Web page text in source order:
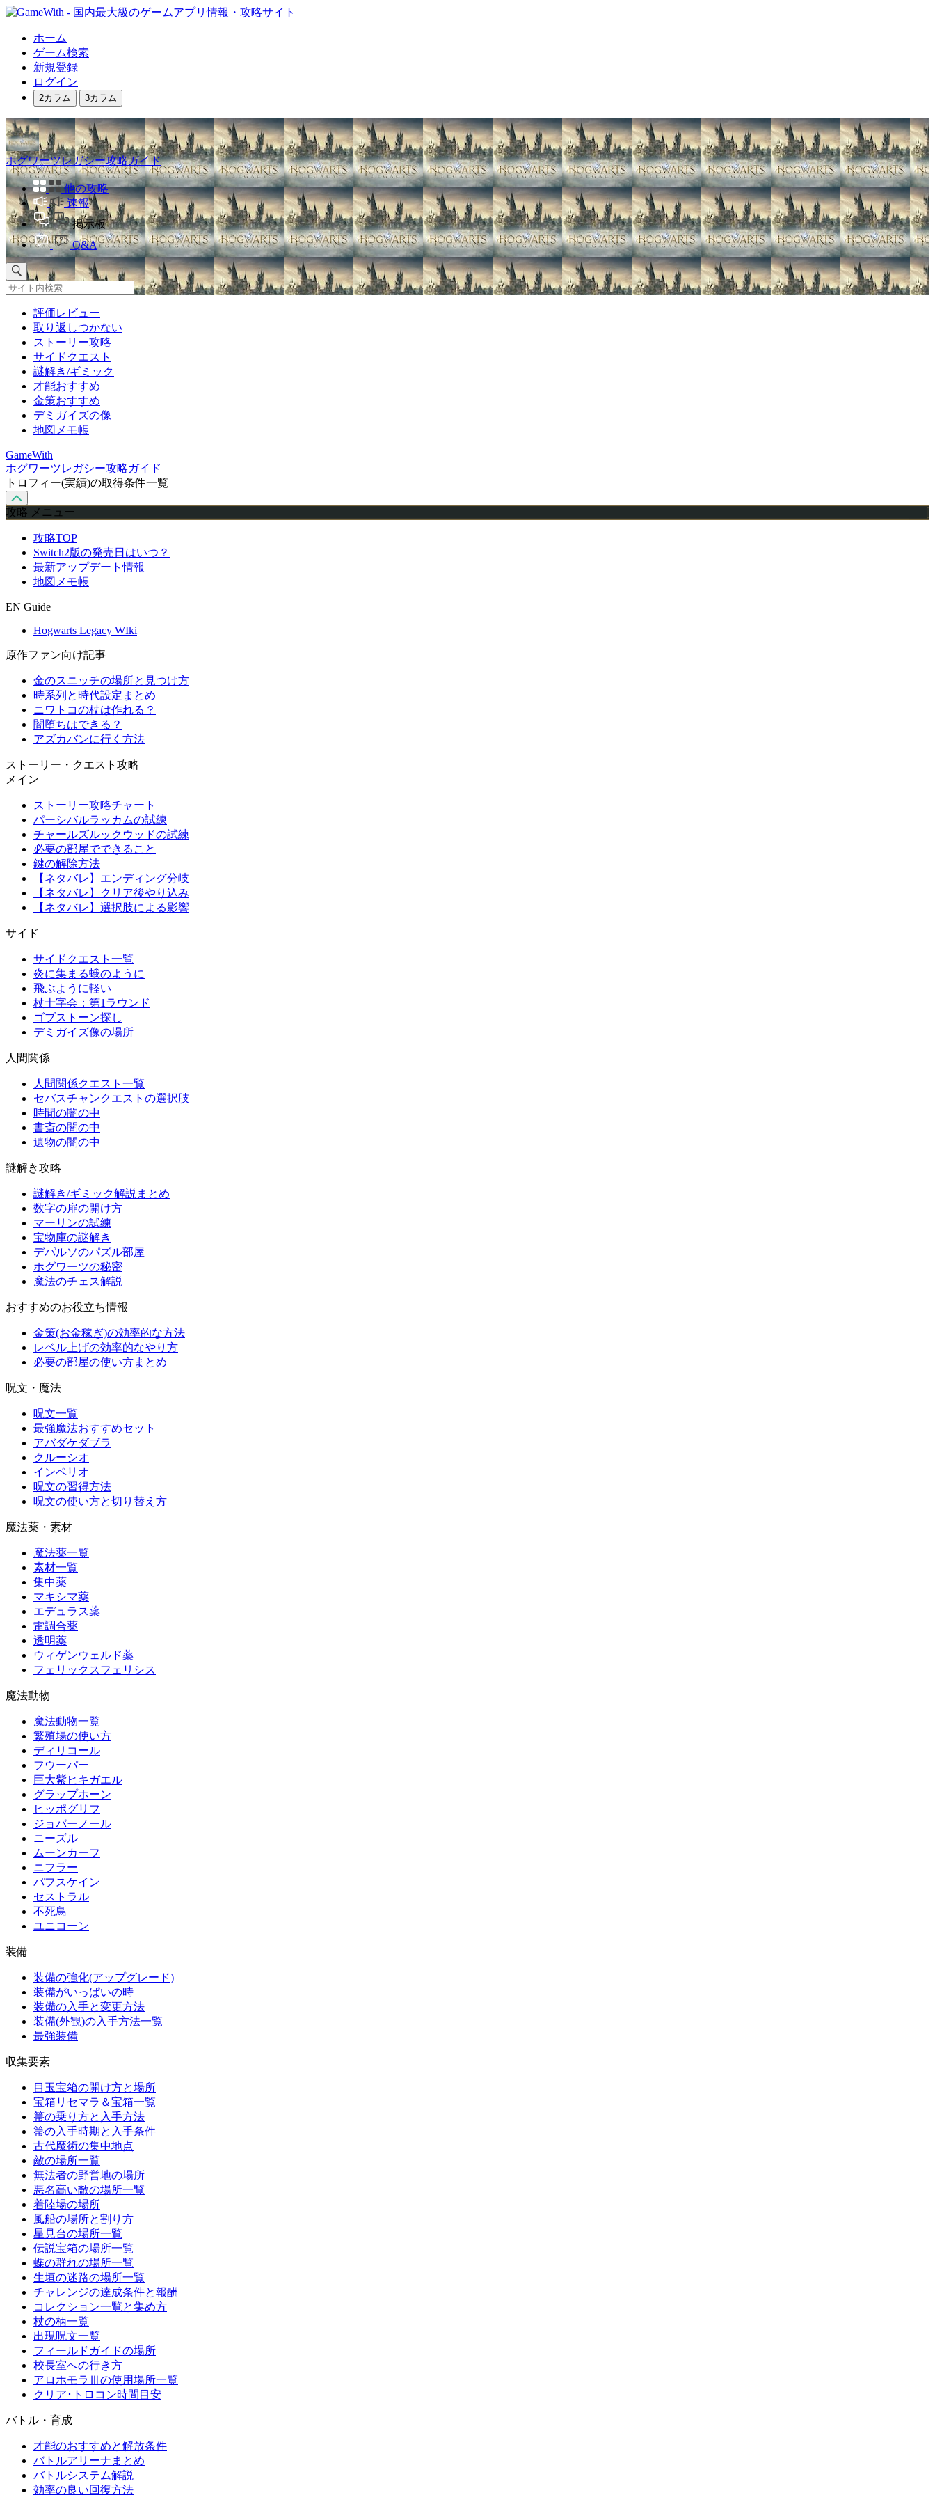
ホーム
ゲーム検索
新規登録
ログイン
2カラム 3カラム
ホグワーツレガシー攻略ガイド
他の攻略
速報
掲示板
Q&A
評価レビュー
取り返しつかない
ストーリー攻略
サイドクエスト
謎解き/ギミック
才能おすすめ
金策おすすめ
デミガイズの像
地図メモ帳
GameWith
ホグワーツレガシー攻略ガイド
トロフィー(実績)の取得条件一覧
攻略 メニュー
攻略TOP
Switch2版の発売日はいつ？
最新アップデート情報
地図メモ帳
EN Guide
Hogwarts Legacy WIki
原作ファン向け記事
金のスニッチの場所と見つけ方
時系列と時代設定まとめ
ニワトコの杖は作れる？
闇堕ちはできる？
アズカバンに行く方法
ストーリー・クエスト攻略
メイン
ストーリー攻略チャート
パーシバルラッカムの試練
チャールズルックウッドの試練
必要の部屋でできること
鍵の解除方法
【ネタバレ】エンディング分岐
【ネタバレ】クリア後やり込み
【ネタバレ】選択肢による影響
サイド
サイドクエスト一覧
炎に集まる蛾のように
飛ぶように軽い
杖十字会：第1ラウンド
ゴブストーン探し
デミガイズ像の場所
人間関係
人間関係クエスト一覧
セバスチャンクエストの選択肢
時間の闇の中
書斎の闇の中
遺物の闇の中
謎解き攻略
謎解き/ギミック解説まとめ
数字の扉の開け方
マーリンの試練
宝物庫の謎解き
デパルソのパズル部屋
ホグワーツの秘密
魔法のチェス解説
おすすめのお役立ち情報
金策(お金稼ぎ)の効率的な方法
レベル上げの効率的なやり方
必要の部屋の使い方まとめ
呪文・魔法
呪文一覧
最強魔法おすすめセット
アバダケダブラ
クルーシオ
インペリオ
呪文の習得方法
呪文の使い方と切り替え方
魔法薬・素材
魔法薬一覧
素材一覧
集中薬
マキシマ薬
エデュラス薬
雷調合薬
透明薬
ウィゲンウェルド薬
フェリックスフェリシス
魔法動物
魔法動物一覧
繁殖場の使い方
ディリコール
フウーパー
巨大紫ヒキガエル
グラップホーン
ヒッポグリフ
ジョバーノール
ニーズル
ムーンカーフ
ニフラー
パフスケイン
セストラル
不死鳥
ユニコーン
装備
装備の強化(アップグレード)
装備がいっぱいの時
装備の入手と変更方法
装備(外観)の入手方法一覧
最強装備
収集要素
目玉宝箱の開け方と場所
宝箱リセマラ＆宝箱一覧
箒の乗り方と入手方法
箒の入手時期と入手条件
古代魔術の集中地点
敵の場所一覧
無法者の野営地の場所
悪名高い敵の場所一覧
着陸場の場所
風船の場所と割り方
星見台の場所一覧
伝説宝箱の場所一覧
蝶の群れの場所一覧
生垣の迷路の場所一覧
チャレンジの達成条件と報酬
コレクション一覧と集め方
杖の柄一覧
出現呪文一覧
フィールドガイドの場所
校長室への行き方
アロホモラⅢの使用場所一覧
クリア･トロコン時間目安
バトル・育成
才能のおすすめと解放条件
バトルアリーナまとめ
バトルシステム解説
効率の良い回復方法